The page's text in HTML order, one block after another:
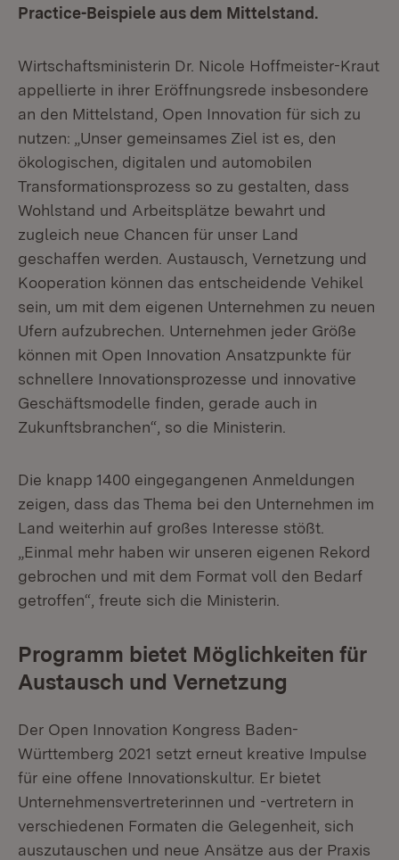
Practice-Beispiele aus dem Mittelstand.
Wirtschaftsministerin Dr. Nicole Hoffmeister-Kraut
appellierte in ihrer Eröffnungsrede insbesondere
an den Mittelstand, Open Innovation für sich zu
nutzen: „Unser gemeinsames Ziel ist es, den
ökologischen, digitalen und automobilen
Transformationsprozess so zu gestalten, dass
Wohlstand und Arbeitsplätze bewahrt und
zugleich neue Chancen für unser Land
geschaffen werden. Austausch, Vernetzung und
Kooperation können das entscheidende Vehikel
sein, um mit dem eigenen Unternehmen zu neuen
Ufern aufzubrechen. Unternehmen jeder Größe
können mit Open Innovation Ansatzpunkte für
schnellere Innovationsprozesse und innovative
Geschäftsmodelle finden, gerade auch in
Zukunftsbranchen“, so die Ministerin.
Die knapp 1400 eingegangenen Anmeldungen
zeigen, dass das Thema bei den Unternehmen im
Land weiterhin auf großes Interesse stößt.
„Einmal mehr haben wir unseren eigenen Rekord
gebrochen und mit dem Format voll den Bedarf
getroffen“, freute sich die Ministerin.
Programm bietet Möglichkeiten für
Austausch und Vernetzung
Der Open Innovation Kongress Baden-
Württemberg 2021 setzt erneut kreative Impulse
für eine offene Innovationskultur. Er bietet
Unternehmensvertreterinnen und -vertretern in
verschiedenen Formaten die Gelegenheit, sich
auszutauschen und neue Ansätze aus der Praxis